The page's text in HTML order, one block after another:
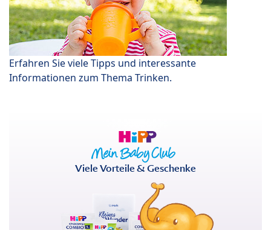
Erfahren Sie viele Tipps und interessante
Informationen zum Thema Trinken.
Viele Vorteile & Geschenke